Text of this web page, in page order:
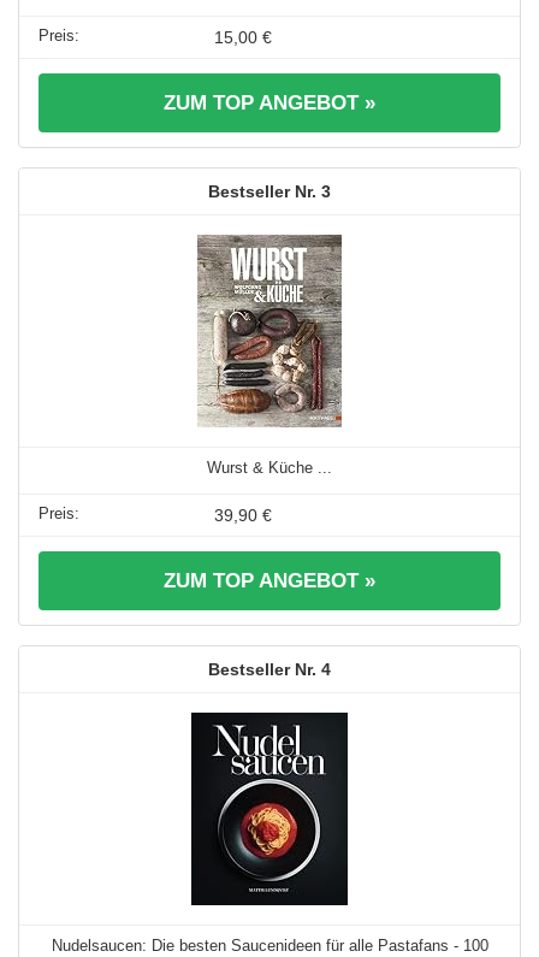
15,00 €
ZUM TOP ANGEBOT »
3
Wurst & Küche ...
39,90 €
ZUM TOP ANGEBOT »
4
Nudelsaucen: Die besten Saucenideen für alle Pastafans - 100